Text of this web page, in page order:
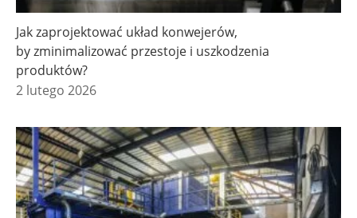
Jak zaprojektować układ konwejerów,
by zminimalizować przestoje i uszkodzenia
produktów?
2 lutego 2026